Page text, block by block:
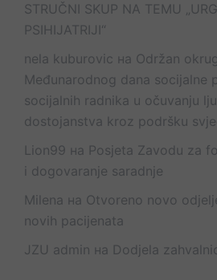
STRUČNI SKUP NA TEMU
PSIHIJATRIJI“
nela kuburovic на Održan
Međunarodnog dana socijalne
socijalnih radnika u očuvanju
dostojanstva kroz podršku
Lion99 на Posjeta Zavodu za
i dogovaranje saradnje
Milena на Otvoreno novo
novih pacijenata
JZU admin на Dodjela